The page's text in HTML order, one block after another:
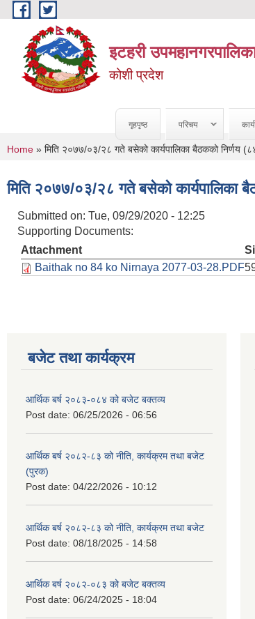
Skip to main content
इटहरी
कोशी प्रदेश
गृहपृष्ठ परिचय
You are here
Home » मिति २०७७/०३/२८ गते बसेको कार्यपालिका बैठकको निर्णय
मिति २०७७/०३/२८ गते बसेको कार्यपालिका
Submitted on: Tue, 09/29/2020 - 12:25
Supporting Documents:
Attachment
Baithak no 84 ko Nirnaya 2077-03-28.PDF
बजेट तथा कार्यक्रम
आर्थिक बर्ष २०८३-०८४ को बजेट बक्तव्य
Post date: 06/25/2026 - 06:56
आर्थिक बर्ष २०८२-८३ को नीति, कार्यक्रम तथा बजेट
(पुरक)
Post date: 04/22/2026 - 10:12
आर्थिक बर्ष २०८२-८३ को नीति, कार्यक्रम तथा बजेट
Post date: 08/18/2025 - 14:58
आर्थिक बर्ष २०८२-०८३ को बजेट बक्तव्य
Post date: 06/24/2025 - 18:04